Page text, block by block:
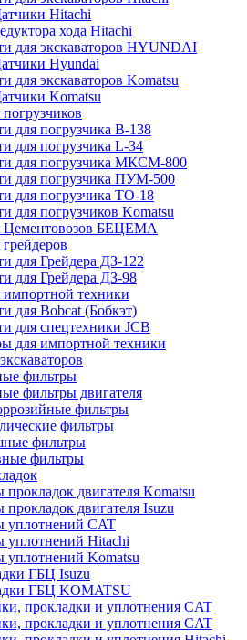
Hitachi
хода Hitachi
для экскаваторов HYUNDAI
Hyundai
для экскаваторов Komatsu
Komatsu
для погрузчика B-138
для погрузчика L-34
для погрузчика МКСМ-800
для погрузчика ПУМ-500
для погрузчика ТО-18
для погрузчиков Komatsu
Цементовозов БЕЦЕМА
для Грейдера ДЗ-122
для Грейдера ДЗ-98
импортной техники
для Bobcat (Бобкэт)
для спецтехники JCB
для импортной техники
фильтры
фильтры двигателя
фильтры
фильтры
фильтры
фильтры
двигателя Komatsu
двигателя Isuzu
уплотнений CAT
уплотнений Hitachi
уплотнений Komatsu
ГБЦ Isuzu
ГБЦ KOMATSU
прокладки и уплотнения CAT
прокладки и уплотнения CAT